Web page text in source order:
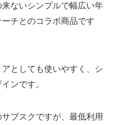
ないシンプルで幅広い年
チとのコラボ商品です
としても使いやすく、シ
ンです。
ブスクですが、最低利用